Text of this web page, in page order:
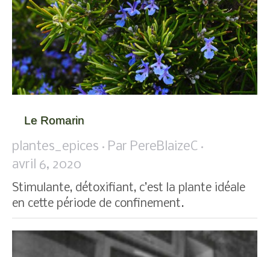
Le Romarin
plantes_epices Par PereBlaizeC
avril 6, 2020
Stimulante, détoxifiant, c’est la plante idéale
en cette période de confinement.